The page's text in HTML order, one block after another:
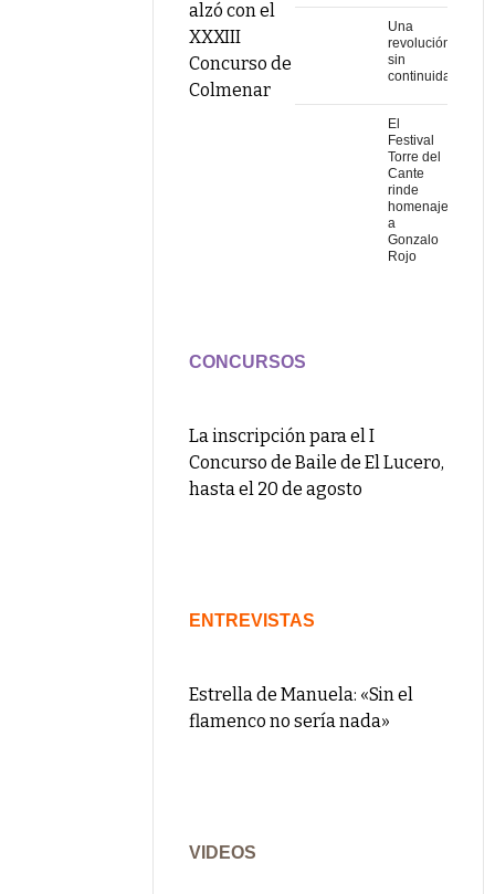
alzó con el
XXXIII
Concurso de
Colmenar
Una
revolución
sin
continuidad
El
Festival
Torre del
Cante
rinde
homenaje
a
Gonzalo
Rojo
CONCURSOS
La inscripción para el I
Concurso de Baile de El Lucero,
hasta el 20 de agosto
ENTREVISTAS
Estrella de Manuela: «Sin el
flamenco no sería nada»
VIDEOS